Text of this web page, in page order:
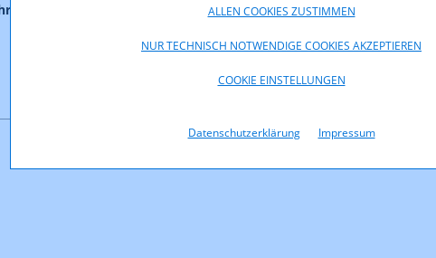
ALLEN COOKIES ZUSTIMMEN
NUR TECHNISCH NOTWENDIGE COOKIES AKZEPTIEREN
COOKIE EINSTELLUNGEN
Datenschutzerklärung Impressum
Gesamtergebnisses verbessern.